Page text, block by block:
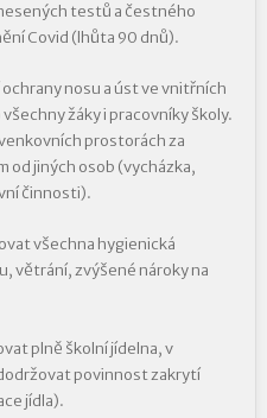
testů a čestného
Covid (lhůta 90 dnů).
nosu a úst ve vnitřních
žáky i pracovníky školy.
prostorách za
od jiných osob (vycházka,
činnosti).
všechna hygienická
větrání, zvýšené nároky na
plně školní jídelna, v
povinnost zakrytí
jídla).